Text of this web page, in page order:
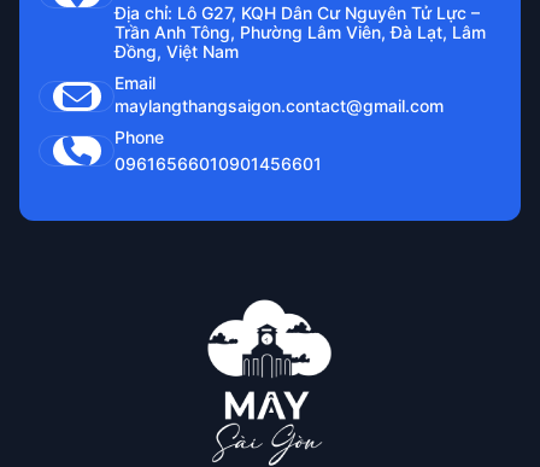
Địa chỉ: Lô G27, KQH Dân Cư Nguyên Tử Lực –
Trần Anh Tông, Phường Lâm Viên, Đà Lạt, Lâm
Đồng, Việt Nam
Email
maylangthangsaigon.contact@gmail.com
Phone
09616566010901456601